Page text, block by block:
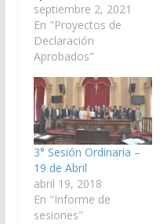
realice las gestiones
necesarias a fin que se
disponga una oficina
del INTA en Cachi.
30.200/2021, a la
Comisión de
Agricultura, Transporte
y Ganadería).
Declaración Nº 308/21
Aprobado el
07/10/2021
septiembre 2, 2021
En "Proyectos de
Declaración
Aprobados"
3° Sesión Ordinaria –
19 de Abril
abril 19, 2018
En "Informe de
sesiones"